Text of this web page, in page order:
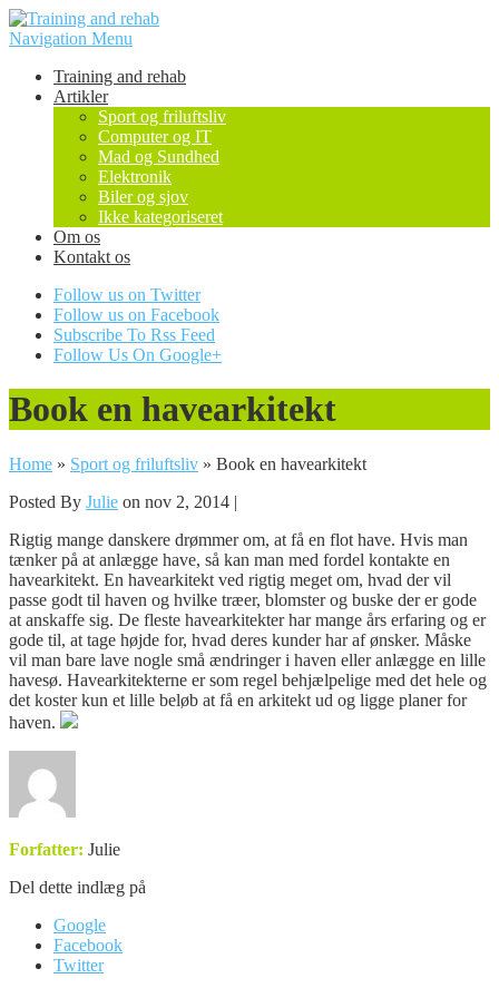
Navigation Menu
Training and rehab
Artikler
Sport og friluftsliv
Computer og IT
Mad og Sundhed
Elektronik
Biler og sjov
Ikke kategoriseret
Om os
Kontakt os
Follow us on Twitter
Follow us on Facebook
Subscribe To Rss Feed
Follow Us On Google+
Book en havearkitekt
Home » Sport og friluftsliv » Book en havearkitekt
Posted By Julie on nov 2, 2014 |
Rigtig mange danskere drømmer om, at få en flot have. Hvis man
tænker på at anlægge have, så kan man med fordel kontakte en
havearkitekt. En havearkitekt ved rigtig meget om, hvad der vil
passe godt til haven og hvilke træer, blomster og buske der er gode
at anskaffe sig. De fleste havearkitekter har mange års erfaring og er
gode til, at tage højde for, hvad deres kunder har af ønsker. Måske
vil man bare lave nogle små ændringer i haven eller anlægge en lille
havesø. Havearkitekterne er som regel behjælpelige med det hele og
det koster kun et lille beløb at få en arkitekt ud og ligge planer for
haven.
Forfatter: Julie
Del dette indlæg på
Google
Facebook
Twitter